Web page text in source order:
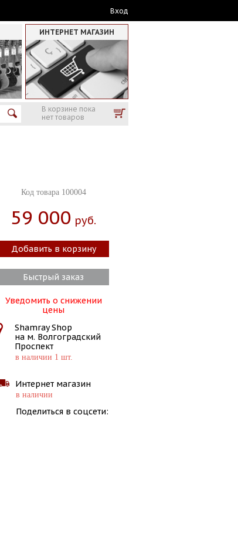
Вход
ИНТЕРНЕТ МАГАЗИН
В корзине пока
нет товаров
Код товара 100004
59 000 Руб.
Добавить в корзину
Быстрый заказ
Уведомить о снижении
цены
Shamray Shop
на м. Волгоградский
Проспект
в наличии 1 шт.
Интернет магазин
в наличии
Поделиться в соцсети: